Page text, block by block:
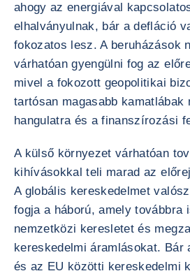
ahogy az energiával
elhalványulnak, bár a defláció
fokozatos lesz. A beruházások
várhatóan gyengülni fog az
mivel a fokozott geopolitikai
tartósan magasabb kamatlábak
hangulatra és a finanszírozási
A külső környezet várhatóan
kihívásokkal teli marad az
A globális kereskedelmet
fogja a háború, amely továbbra
nemzetközi keresletet és
kereskedelmi áramlásokat. Bár
és az EU közötti kereskedelmi